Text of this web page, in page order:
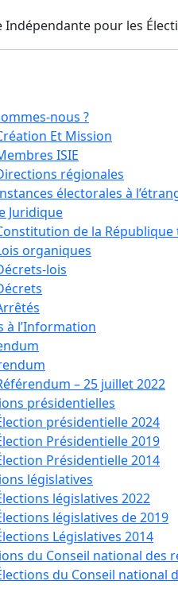
nous ?
Et Mission
ISIE
régionales
électorales à
Juridique
de la
organiques
lois
à l’Information
– 25 juillet 2022
présidentielles
présidentielle 2024
Présidentielle 2019
Présidentielle 2014
législatives
législatives 2022
législatives de 2019
Législatives 2014
du Conseil national des
du Conseil national